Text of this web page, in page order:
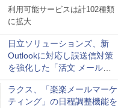
のサービスと連携開始
利用可能サービスは計102種類
に拡大
日立ソリューションズ、新
Outlookに対応し誤送信対策
を強化した「活文 メール誤
送信防止アドインサービス」
を提供
ラクス、「楽楽メールマーケ
ティング」の日程調整機能を